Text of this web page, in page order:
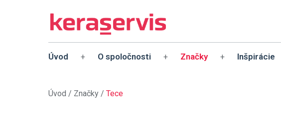
Úvod + O spoločnosti + Značky + Inšpirácie
Úvod / Značky / Tece